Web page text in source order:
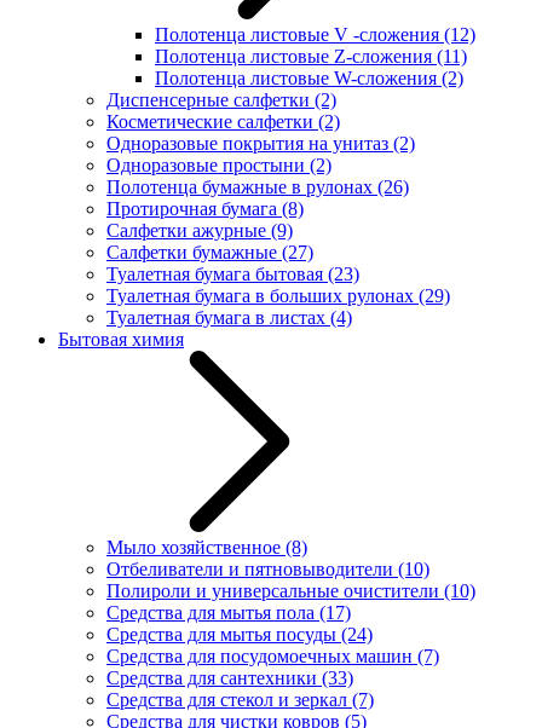
Полотенца листовые V -сложения (12)
Полотенца листовые Z-сложения (11)
Полотенца листовые W-сложения (2)
Диспенсерные салфетки (2)
Косметические салфетки (2)
Одноразовые покрытия на унитаз (2)
Одноразовые простыни (2)
Полотенца бумажные в рулонах (26)
Протирочная бумага (8)
Салфетки ажурные (9)
Салфетки бумажные (27)
Туалетная бумага бытовая (23)
Туалетная бумага в больших рулонах (29)
Туалетная бумага в листах (4)
Бытовая химия
Мыло хозяйственное (8)
Отбеливатели и пятновыводители (10)
Полироли и универсальные очистители (10)
Средства для мытья пола (17)
Средства для мытья посуды (24)
Средства для посудомоечных машин (7)
Средства для сантехники (33)
Средства для стекол и зеркал (7)
Средства для чистки ковров (5)